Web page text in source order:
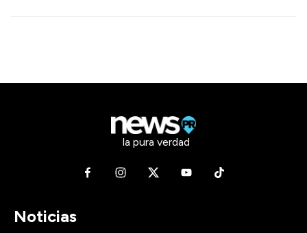
la pura verdad
Noticias